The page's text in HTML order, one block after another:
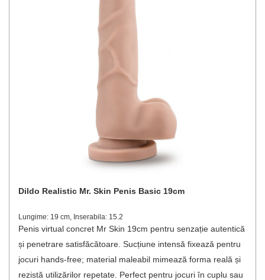
Dildo Realistic Mr. Skin Penis Basic 19cm
Lungime: 19 cm, Inserabila: 15.2
Penis virtual concret Mr Skin 19cm pentru senzație autentică
și penetrare satisfăcătoare. Sucțiune intensă fixează pentru
jocuri hands‑free; material maleabil mimează forma reală și
rezistă utilizărilor repetate. Perfect pentru jocuri în cuplu sau